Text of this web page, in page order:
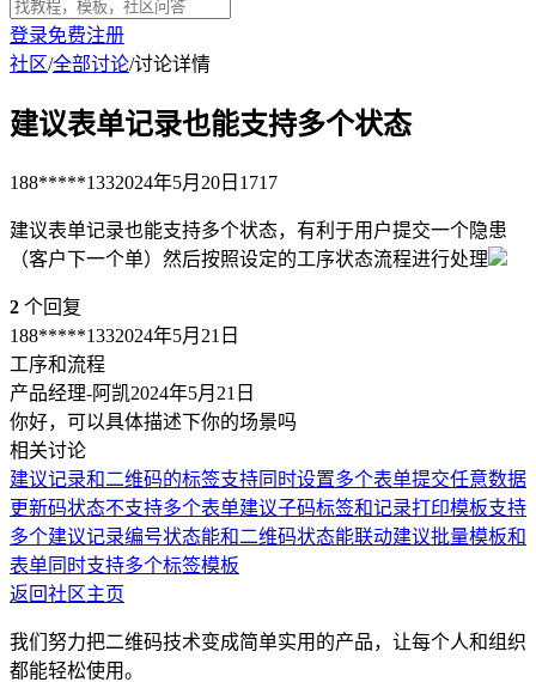
登录免费注册
社区/全部讨论/讨论详情
建议表单记录也能支持多个状态
188*****1332024年5月20日 1717
建议表单记录也能支持多个状态，有利于用户提交一个隐患
（客户下一个单）然后按照设定的工序状态流程进行处理
2 个回复
188*****1332024年5月21日
工序和流程
产品经理-阿凯2024年5月21日
你好，可以具体描述下你的场景吗
相关讨论
建议记录和二维码的标签支持同时设置多个表单提交任意数据
更新码状态不支持多个表单建议子码标签和记录打印模板支持
多个建议记录编号状态能和二维码状态能联动建议批量模板和
表单同时支持多个标签模板
返回社区主页
我们努力把二维码技术变成简单实用的产品，让每个人和组织
都能轻松使用。